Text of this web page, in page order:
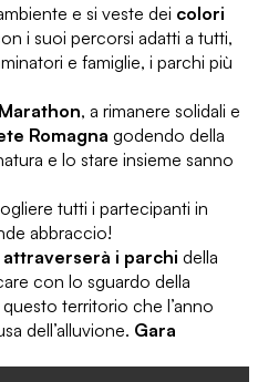
e si veste dei colori
i suoi percorsi adatti a tutti,
e famiglie, i parchi più
, a rimanere solidali e
Romagna godendo della
e lo stare insieme sanno
tutti i partecipanti in
abbraccio!
attraverserà i parchi della
con lo sguardo della
territorio che l’anno
dell’alluvione. Gara